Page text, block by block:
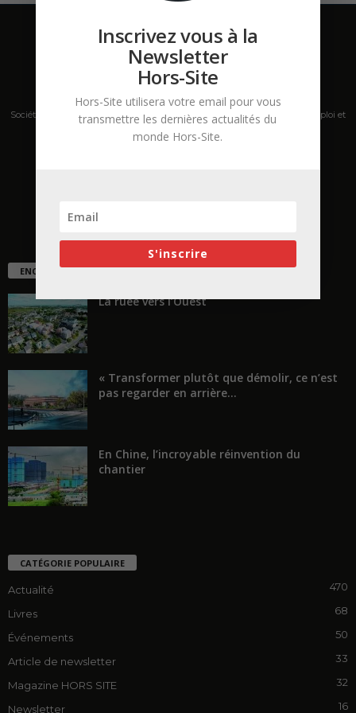
Société de presse, plateforme de mise en relation sur les marchés B2B, emploi et
salons s'adressant aux professionnels de la construction Hors Site.
ENCORE PLUS D'ARTICLES
La ruée vers l’Ouest
« Transformer plutôt que démolir, ce n’est
pas regarder en arrière...
En Chine, l’incroyable réinvention du
chantier
CATÉGORIE POPULAIRE
Actualité 470
Livres 68
Événements 50
Article de newsletter 33
Magazine HORS SITE 32
Newsletter 16
Inscrivez vous à la
Newsletter
Hors-Site
Hors-Site utilisera votre email pour vous
transmettre les dernières actualités du
monde Hors-Site.
S'inscrire